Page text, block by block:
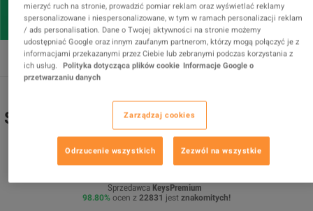
Spotify Premium 12-month Subscription
ACCOUNT
PROMOWANA OFERTA
Sprzedawca KeysPremium
98.80% ocen z 22831 jest znakomitych!
mierzyć ruch na stronie, prowadzić pomiar reklam oraz wyświetlać reklamy
spersonalizowane i niespersonalizowane, w tym w ramach personalizacji reklam
/ ads personalisation. Dane o Twojej aktywności na stronie możemy
udostępniać Google oraz innym zaufanym partnerom, którzy mogą połączyć je z
informacjami przekazanymi przez Ciebie lub zebranymi podczas korzystania z
ich usług.
Polityka dotycząca plików cookie Informacje Google o
przetwarzaniu danych
Zarządzaj cookies
Odrzucenie wszystkich Zezwól na wszystkie